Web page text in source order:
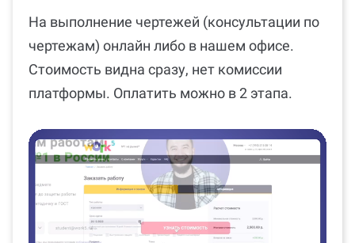
На выполнение чертежей (консультации по
чертежам) онлайн либо в нашем офисе.
Стоимость видна сразу, нет комиссии
платформы. Оплатить можно в 2 этапа.